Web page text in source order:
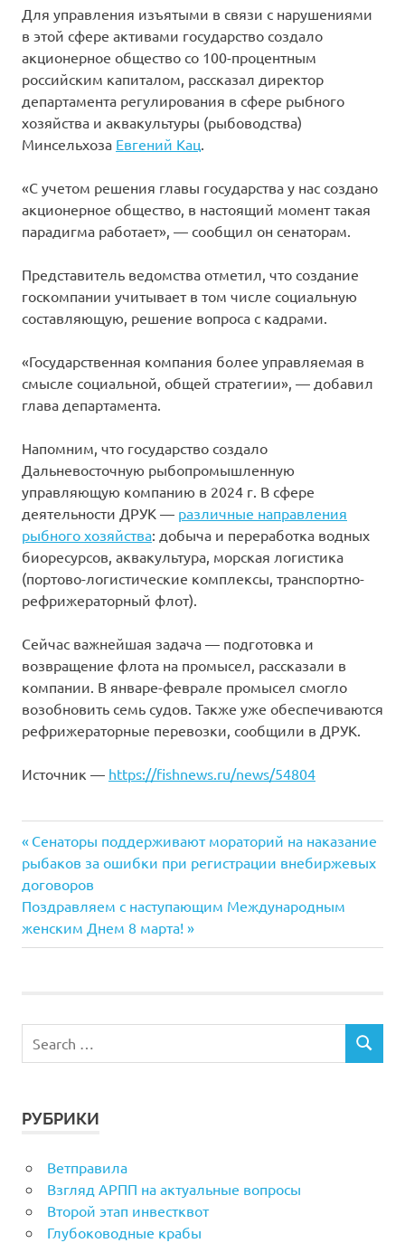
Для управления изъятыми в связи с нарушениями
в этой сфере активами государство создало
акционерное общество со 100-процентным
российским капиталом, рассказал директор
департамента регулирования в сфере рыбного
хозяйства и аквакультуры (рыбоводства)
Минсельхоза Евгений Кац
«С учетом решения главы государства у нас создано
акционерное общество, в настоящий момент такая
парадигма работает», — сообщил он сенаторам.
Представитель ведомства отметил, что создание
госкомпании учитывает в том числе социальную
составляющую, решение вопроса с кадрами.
«Государственная компания более управляемая в
смысле социальной, общей стратегии», — добавил
глава департамента.
Напомним, что государство создало
Дальневосточную рыбопромышленную
управляющую компанию в 2024 г. В сфере
деятельности ДРУК — различные направления
рыбного хозяйства: добыча и переработка водных
биоресурсов, аквакультура, морская логистика
(портово-логистические комплексы, транспортно-
рефрижераторный флот).
Сейчас важнейшая задача — подготовка и
возвращение флота на промысел, рассказали в
компании. В январе-феврале промысел смогло
возобновить семь судов. Также уже обеспечиваются
рефрижераторные перевозки, сообщили в ДРУК.
Источник — https://fishnews.ru/news/54804
Навигация
по
записям
Previous
Post:
Сенаторы поддерживают мораторий на наказание
рыбаков за ошибки при регистрации внебиржевых
договоров
Next
Post:
Поздравляем с наступающим Международным
женским Днем 8 марта!
РУБРИКИ
Ветправила
Взгляд АРПП на актуальные вопросы
Второй этап инвестквот
Глубоководные крабы